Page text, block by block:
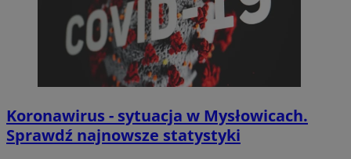
Koronawirus - sytuacja w Mysłowicach.
Sprawdź najnowsze statystyki